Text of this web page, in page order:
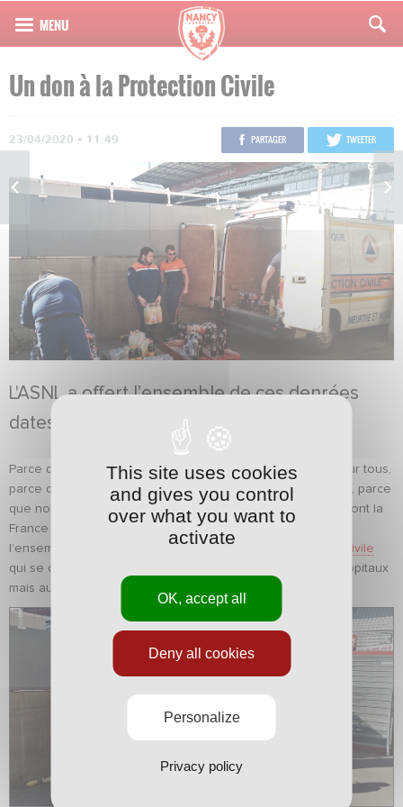
Un don à la Protection Civile
23/04/2020 • 11:49 PARTAGER TWEETER
L'ASNL a offert l’ensemble de ces denrées
dates courtes.
Parce que la situation sanitaire actuelle est compliquée pour tous,
parce que la priorité c’est de se soutenir les uns les autres, parce
que nous souhaitons contribuer à cette grande solidarité dont la
France fait preuve actuellement, l’ASNL a délivré ce matin
l’ensemble de ces denrées dates courtes à la
Protection Civile
qui se chargera de la répartition auprès des EHPAD, des hôpitaux
mais aussi des bénévoles sur le terrain.
This site uses cookies
and gives you control
over what you want to
activate
OK, accept all
Deny all cookies
Personalize
Privacy policy